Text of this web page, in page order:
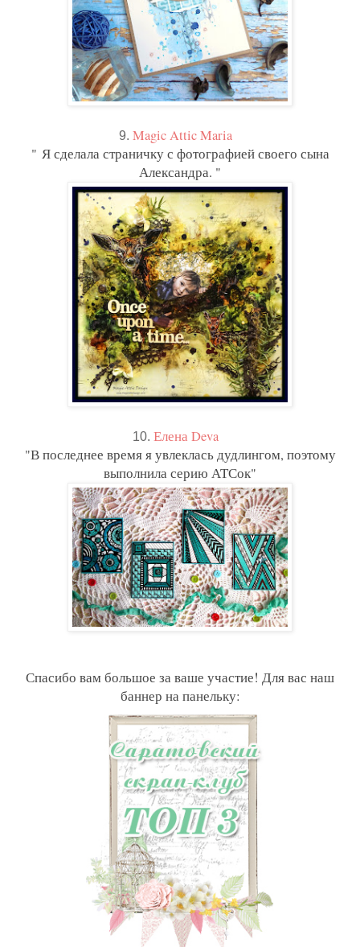
9. Magic Attic Maria
" Я сделала страничку с фотографией своего сына
Александра. "
10. Елена Deva
"В последнее время я увлеклась дудлингом, поэтому
выполнила серию АТСок"
Спасибо вам большое за ваше участие! Для вас наш
баннер на панельку: